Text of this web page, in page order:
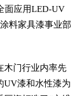
面应用LED-UV
料家具漆事业部
门行业内率先
UV漆和水性漆为